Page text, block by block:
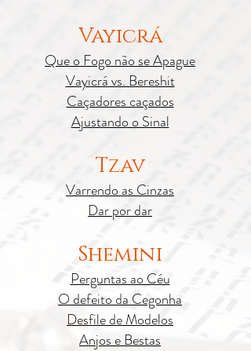
Vayicrá
Que o Fogo não se Apague
Vayicrá vs. Bereshit
Caçadores caçados
Ajustando o Sinal
Tzav
Varrendo as Cinzas
Dar por dar
Shemini
Perguntas ao Céu
O defeito da Cegonha
Desfile de Modelos
Anjos e Bestas